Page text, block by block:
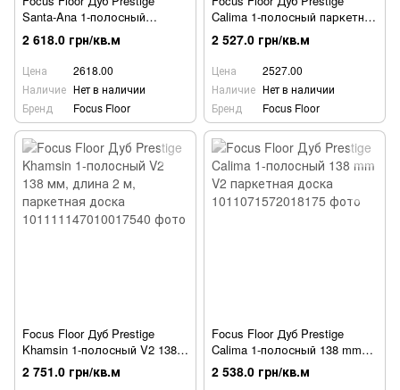
Santa-Ana 1-полосный
паркетная доска
2 618.0 грн/кв.м
Цена
2618.00
Наличие Нет в наличии
Бренд
Focus Floor
Calima 1-полосный паркетная
доска 188 mm V2
2 527.0 грн/кв.м
Цена
2527.00
Наличие Нет в наличии
Бренд
Focus Floor
Focus Floor Дуб Prestige
Khamsin 1-полосный V2 138
мм, длина 2 м, паркетная
доска
2 751.0 грн/кв.м
Focus Floor Дуб Prestige
Calima 1-полосный 138 mm
V2 паркетная доска
2 538.0 грн/кв.м